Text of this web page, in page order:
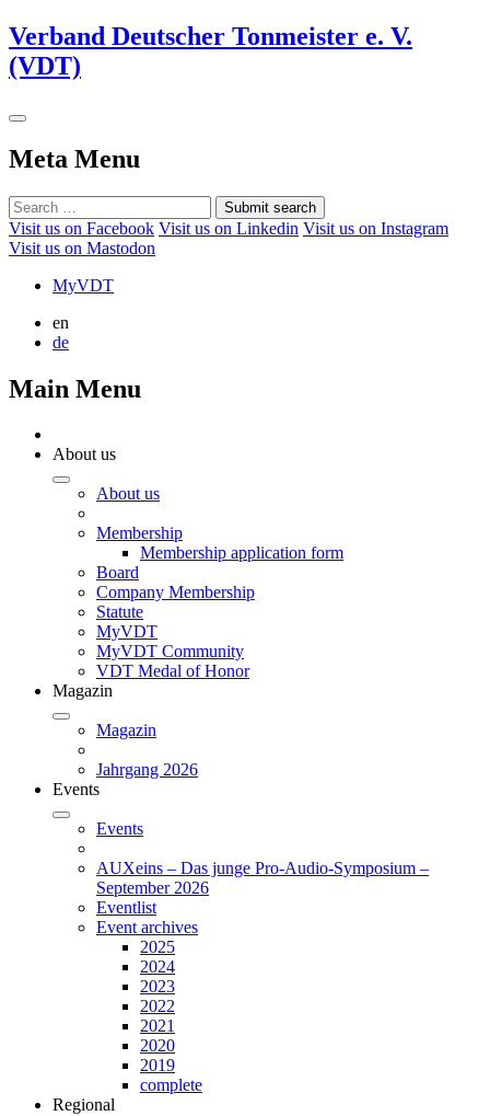
Verband Deutscher Tonmeister e. V.
(VDT)
Meta Menu
Submit search
Visit us on Facebook Visit us on Linkedin Visit us on Instagram
Visit us on Mastodon
MyVDT
en
de
Main Menu
About us
About us
Membership
Membership application form
Board
Company Membership
Statute
MyVDT
MyVDT Community
VDT Medal of Honor
Magazin
Magazin
Jahrgang 2026
Events
Events
AUXeins – Das junge Pro-Audio-Symposium –
September 2026
Eventlist
Event archives
2025
2024
2023
2022
2021
2020
2019
complete
Regional